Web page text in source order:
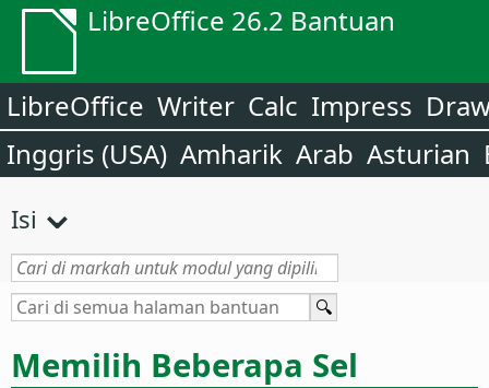
LibreOffice 26.2 Bantuan
LibreOffice Writer Calc Impress
Inggris (USA) Amharik Arab Asturian
Isi
Memilih Beberapa Sel